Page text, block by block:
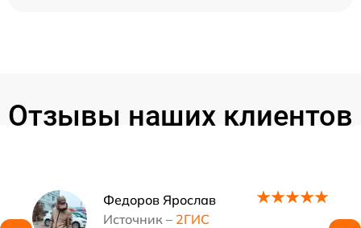
Отзывы наших клиентов
Федоров Ярослав
Источник – 2ГИС
Наши мастера